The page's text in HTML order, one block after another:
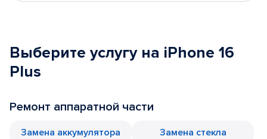
Выберите услугу на iPhone 16
Plus
Ремонт аппаратной части
Замена аккумулятора
Замена стекла